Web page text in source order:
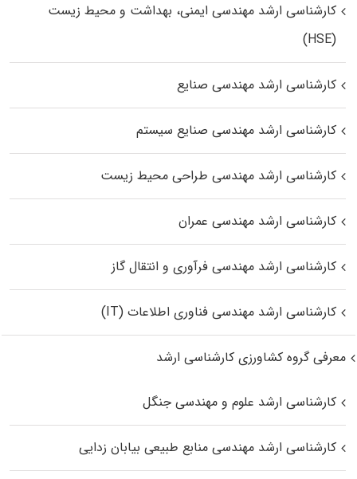
کارشناسی ارشد مهندسی ایمنی، بهداشت و محیط زیست
(HSE)
کارشناسی ارشد مهندسی صنایع
کارشناسی ارشد مهندسی صنایع سیستم
کارشناسی ارشد مهندسی طراحی محیط زیست
کارشناسی ارشد مهندسی عمران
کارشناسی ارشد مهندسی فرآوری و انتقال گاز
کارشناسی ارشد مهندسی فناوری اطلاعات (IT)
معرفی گروه کشاورزی کارشناسی ارشد
کارشناسی ارشد علوم و مهندسی جنگل
کارشناسی ارشد مهندسی منابع طبیعی بیابان زدایی